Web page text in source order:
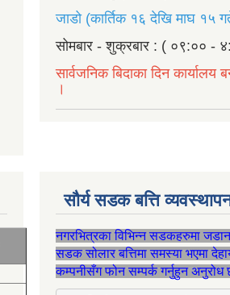
जाडो (कार्तिक १६ देखि माघ १५
सोमबार - शुक्रबार : ( ०९:०० -
सार्वजनिक बिदाका दिन कार्यालय
।
सौर्य सडक बत्ति
नगरभित्रका विभिन्न सडकहरुमा
सडक सोलार बत्तिमा समस्या भएमा
कम्पनीसँग फोन सम्पर्क गर्नुहुन अनुरोध